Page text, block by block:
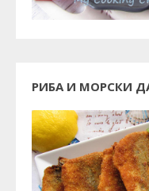
РИБА И МОРСКИ